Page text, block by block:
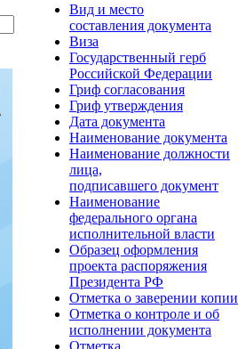
Вид и место
составления документа
Виза
Государственный герб
Российской Федерации
Гриф согласования
Гриф утверждения
Дата документа
Наименование документа
Наименование должности
лица,
подписавшего документ
Наименование
федерального органа
исполнительной власти
Образец оформления
проекта распоряжения
Президента РФ
Отметка о заверении копии
Отметка о контроле и об
исполнении документа
Отметка